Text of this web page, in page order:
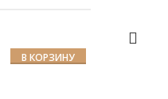
В КОРЗИНУ